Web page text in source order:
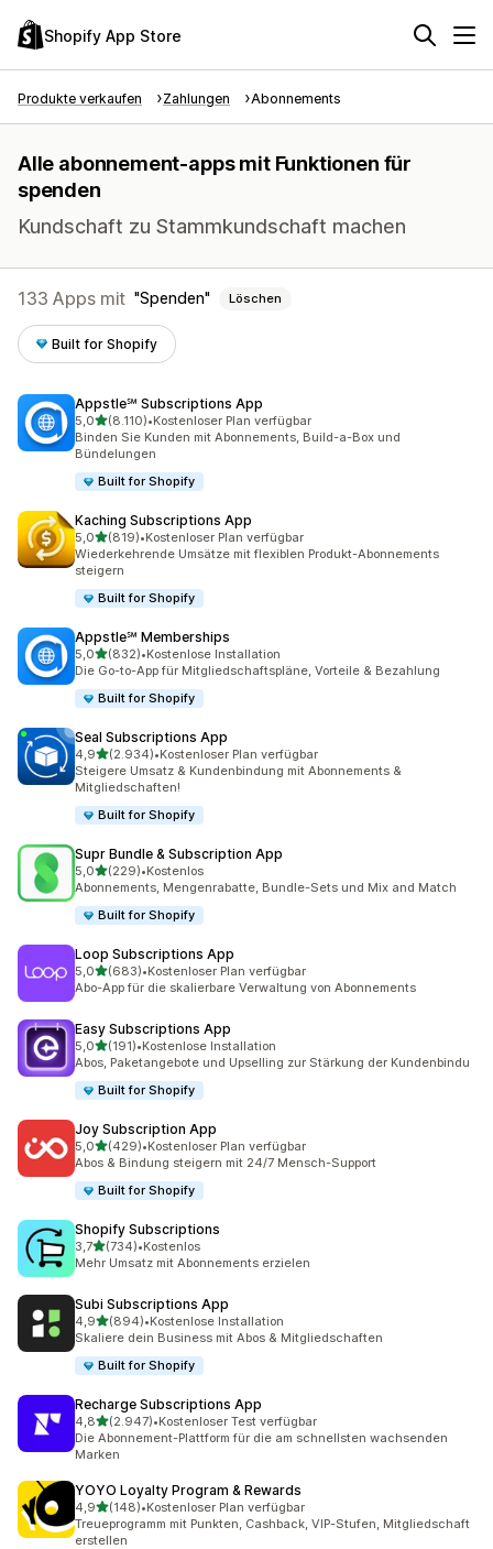
Shopify App Store
Produkte verkaufen Zahlungen Abonnements
Alle abonnement-apps mit Funktionen für
spenden
Kundschaft zu Stammkundschaft machen
133 Apps mit Spenden Löschen
Built for Shopify
Appstle℠ Subscriptions App
5,0von 5 Sternen
(8.110)
8110 Rezensionen insgesamt
•Kostenloser Plan verfügbar
Binden Sie Kunden mit Abonnements, Build-a-Box und
Bündelungen
Built for Shopify
Kaching Subscriptions App
5,0von 5 Sternen
(819)
819 Rezensionen insgesamt
•Kostenloser Plan verfügbar
Wiederkehrende Umsätze mit flexiblen Produkt-Abonnements
steigern
Built for Shopify
Appstle℠ Memberships
5,0von 5 Sternen
(832)
832 Rezensionen insgesamt
•Kostenlose Installation
Die Go-to-App für Mitgliedschaftspläne, Vorteile & Bezahlung
Built for Shopify
Seal Subscriptions App
4,9von 5 Sternen
(2.934)
2934 Rezensionen insgesamt
•Kostenloser Plan verfügbar
Steigere Umsatz & Kundenbindung mit Abonnements &
Mitgliedschaften!
Built for Shopify
Supr Bundle & Subscription App
5,0von 5 Sternen
(229)
229 Rezensionen insgesamt
•Kostenlos
Abonnements, Mengenrabatte, Bundle-Sets und Mix and Match
Built for Shopify
Loop Subscriptions App
5,0von 5 Sternen
(683)
683 Rezensionen insgesamt
•Kostenloser Plan verfügbar
Abo-App für die skalierbare Verwaltung von Abonnements
Easy Subscriptions App
5,0von 5 Sternen
(191)
191 Rezensionen insgesamt
•Kostenlose Installation
Abos, Paketangebote und Upselling zur Stärkung der Kundenbindu
Built for Shopify
Joy Subscription App
5,0von 5 Sternen
(429)
429 Rezensionen insgesamt
•Kostenloser Plan verfügbar
Abos & Bindung steigern mit 24/7 Mensch-Support
Built for Shopify
Shopify Subscriptions
3,7von 5 Sternen
(734)
734 Rezensionen insgesamt
•Kostenlos
Mehr Umsatz mit Abonnements erzielen
Subi Subscriptions App
4,9von 5 Sternen
(894)
894 Rezensionen insgesamt
•Kostenlose Installation
Skaliere dein Business mit Abos & Mitgliedschaften
Built for Shopify
Recharge Subscriptions App
4,8von 5 Sternen
(2.947)
2947 Rezensionen insgesamt
•Kostenloser Test verfügbar
Die Abonnement-Plattform für die am schnellsten wachsenden
Marken
YOYO Loyalty Program & Rewards
4,9von 5 Sternen
(148)
148 Rezensionen insgesamt
•Kostenloser Plan verfügbar
Treueprogramm mit Punkten, Cashback, VIP-Stufen, Mitgliedschaft
erstellen